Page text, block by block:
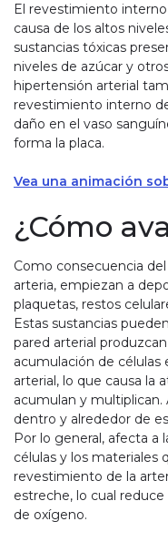
El revestimiento
causa de los altos
sustancias tóxicas
niveles de azúcar y
hipertensión arterial
revestimiento interno
daño en el vaso
forma la placa.
Vea una animación
¿Cómo
Como consecuencia
arteria, empiezan a
plaquetas, restos
Estas sustancias
pared arterial
acumulación de células
arterial, lo que causa la
acumulan y multiplican.
dentro y alrededor de
Por lo general, afecta a
células y los materiales
revestimiento de la
estreche, lo cual
de oxígeno.